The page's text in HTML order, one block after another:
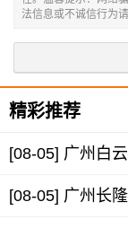
法信息或不诚信行为
精彩推荐
[08-05] 广州白
[08-05] 广州长